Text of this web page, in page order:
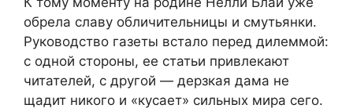
обрела славу обличительницы и смутьянки.
Руководство газеты встало перед дилеммой:
с одной стороны, ее статьи привлекают
читателей, с другой — дерзкая дама не
щадит никого и «кусает» сильных мира сего.